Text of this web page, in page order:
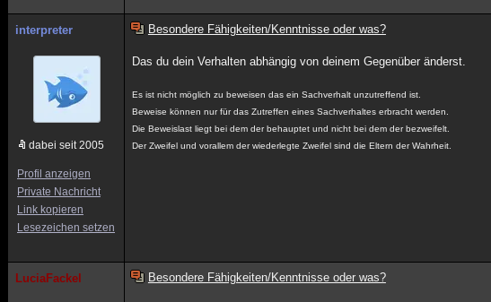
interpreter
dabei seit 2005
Profil anzeigen
Private Nachricht
Link kopieren
Lesezeichen setzen
Besondere Fähigkeiten/Kenntnisse oder was?
Das du dein Verhalten abhängig von deinem Gegenüber änderst.
Es ist nicht möglich zu beweisen das ein Sachverhalt unzutreffend ist.
Beweise können nur für das Zutreffen eines Sachverhaltes erbracht werden.
Die Beweislast liegt bei dem der behauptet und nicht bei dem der bezweifelt.
Der Zweifel und vorallem der wiederlegte Zweifel sind die Eltern der Wahrheit.
LuciaFackel Besondere Fähigkeiten/Kenntnisse oder was?